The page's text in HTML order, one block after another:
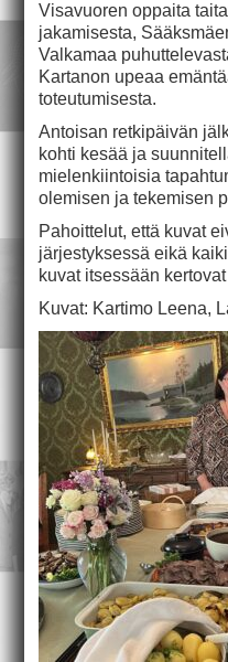
Visavuoren oppaita
jakamisesta,
Valkamaa
Kartanon upeaa
toteutumisesta.
Antoisan retkipäivän
kohti kesää ja
mielenkiintoisia
olemisen ja tekemisen
Pahoittelut, että kuvat
järjestyksessä eikä
kuvat itsessään
Kuvat: Kartimo Leena,